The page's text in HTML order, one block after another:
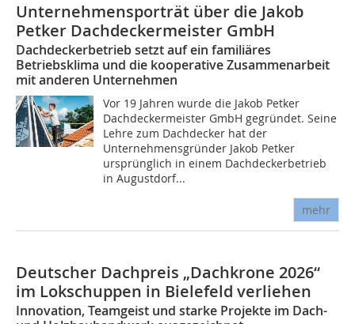
Unternehmensporträt über die Jakob
Petker Dachdeckermeister GmbH
Dachdeckerbetrieb setzt auf ein familiäres
Betriebsklima und die kooperative Zusammenarbeit
mit anderen Unternehmen
Vor 19 Jahren wurde die Jakob Petker
Dachdeckermeister GmbH gegründet. Seine
Lehre zum Dachdecker hat der
Unternehmensgründer Jakob Petker
ursprünglich in einem Dachdeckerbetrieb
in Augustdorf...
mehr
Deutscher Dachpreis „Dachkrone 2026“
im Lokschuppen in Bielefeld verliehen
Innovation, Teamgeist und starke Projekte im Dach-